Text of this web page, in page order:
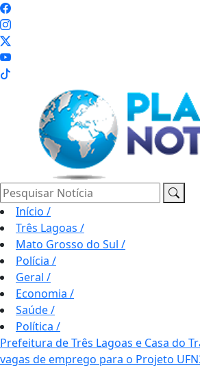
Pesquisar Notícia
Início /
Três Lagoas /
Mato Grosso do Sul /
Polícia /
Geral /
Economia /
Saúde/
Política /
Prefeitura de Três Lagoas e Casa do
vagas de emprego para o Projeto